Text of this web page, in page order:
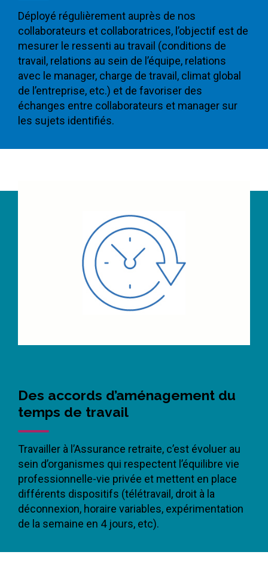
Déployé régulièrement auprès de nos
collaborateurs et collaboratrices, l’objectif est de
mesurer le ressenti au travail (conditions de
travail, relations au sein de l’équipe, relations
avec le manager, charge de travail, climat global
de l’entreprise, etc.) et de favoriser des
échanges entre collaborateurs et manager sur
les sujets identifiés.
Des accords d’aménagement du
temps de travail
Travailler à l’Assurance retraite, c’est évoluer au
sein d’organismes qui respectent l’équilibre vie
professionnelle-vie privée et mettent en place
différents dispositifs (télétravail, droit à la
déconnexion, horaire variables, expérimentation
de la semaine en 4 jours, etc).